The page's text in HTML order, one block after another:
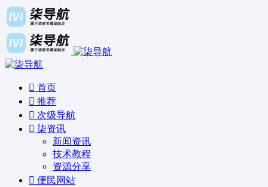
首页
推荐
次级导航
柒资讯
新闻资讯
技术教程
资源分享
便民网站